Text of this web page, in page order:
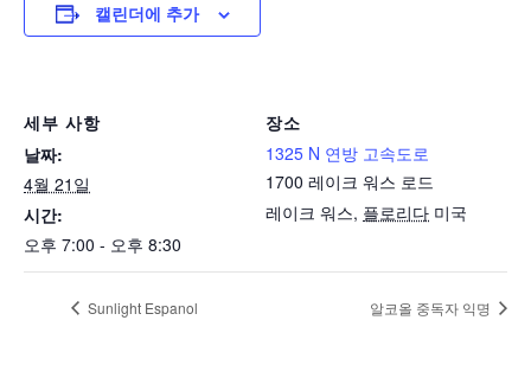
캘린더에 추가
세부 사항
날짜:
4월 21일
시간:
오후 7:00 - 오후 8:30
장소
1325 N 연방 고속도로
1700 레이크 워스 로드
레이크 워스, 플로리다 미국
Sunlight Espanol 알코올 중독자 익명